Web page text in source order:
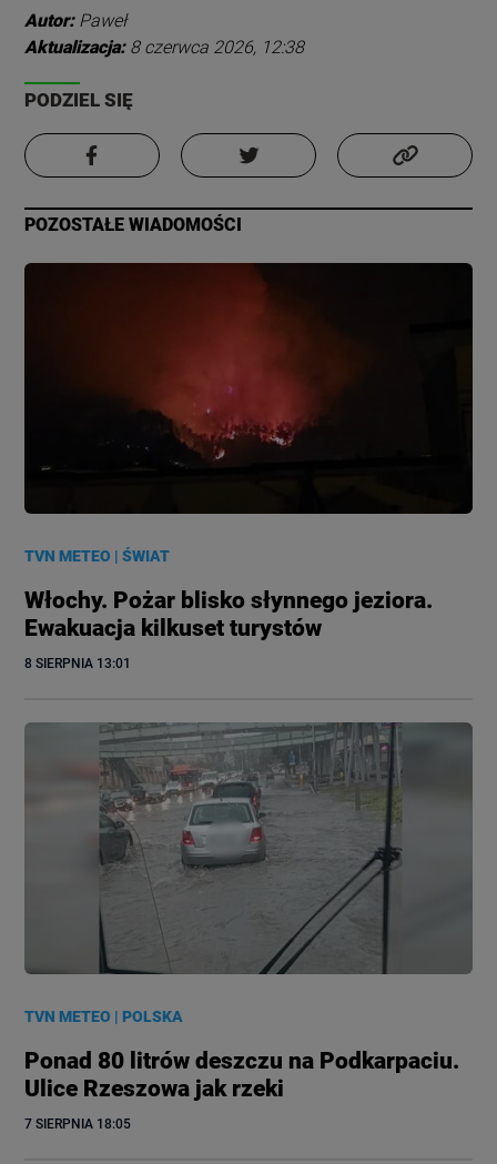
Autor: Paweł
Aktualizacja: 8 czerwca 2026, 12:38
PODZIEL SIĘ
POZOSTAŁE WIADOMOŚCI
TVN METEO |ŚWIAT
Włochy. Pożar blisko słynnego jeziora.
Ewakuacja kilkuset turystów
8 SIERPNIA 13:01
TVN METEO |POLSKA
Ponad 80 litrów deszczu na Podkarpaciu.
Ulice Rzeszowa jak rzeki
7 SIERPNIA 18:05